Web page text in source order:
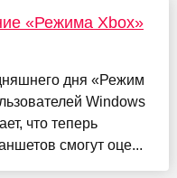
«Режима Xbox»
дня «Режим
Windows
что теперь
смогут оце...